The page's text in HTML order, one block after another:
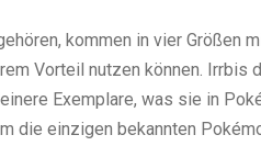
kommen in vier Größen
Vorteil nutzen können. Irrbis
Exemplare, was sie in
die einzigen bekannten